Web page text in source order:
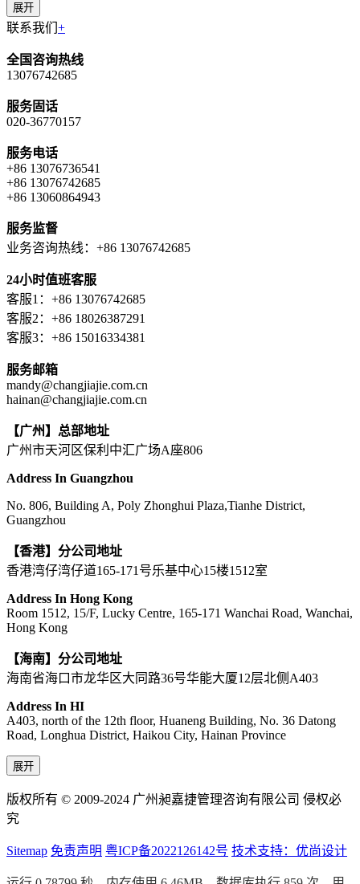
展开
联系我们 +
全国咨询热线
13076742685
服务固话
020-36770157
服务电话
+86 13076736541
+86 13076742685
+86 13060864943
服务监督
业务咨询热线：+86 13076742685
24小时值班客服
客服1：+86 13076742685
客服2：+86 18026387291
客服3：+86 15016334381
服务邮箱
mandy@changjiajie.com.cn
hainan@changjiajie.com.cn
【广州】总部地址
广州市天河区保利中汇广场A座806
Address In Guangzhou
No. 806, Building A, Poly Zhonghui Plaza,Tianhe District,
Guangzhou
【香港】分公司地址
香港湾仔湾仔道165-171号乐基中心15楼1512室
Address In Hong Kong
Room 1512, 15/F, Lucky Centre, 165-171 Wanchai Road, Wanchai,
Hong Kong
【海南】分公司地址
海南省海口市龙华区大同路36号华能大厦12层北侧A403
Address In HI
A403, north of the 12th floor, Huaneng Building, No. 36 Datong
Road, Longhua District, Haikou City, Hainan Province
展开
版权所有 © 2009-2024 广州昶嘉捷管理咨询有限公司 侵权必
究
Sitemap 免责声明 粤ICP备2022126142号 技术支持：优尚设计